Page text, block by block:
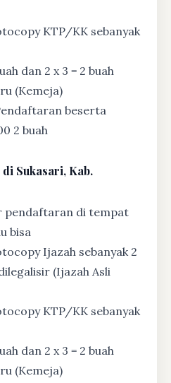
KTP/KK sebanyak
dan 2 x 3 = 2 buah
(Kemeja)
beserta
2 buah
Sukasari, Kab.
pendaftaran di tempat
bisa
Ijazah sebanyak 2
(Ijazah Asli
KTP/KK sebanyak
dan 2 x 3 = 2 buah
(Kemeja)